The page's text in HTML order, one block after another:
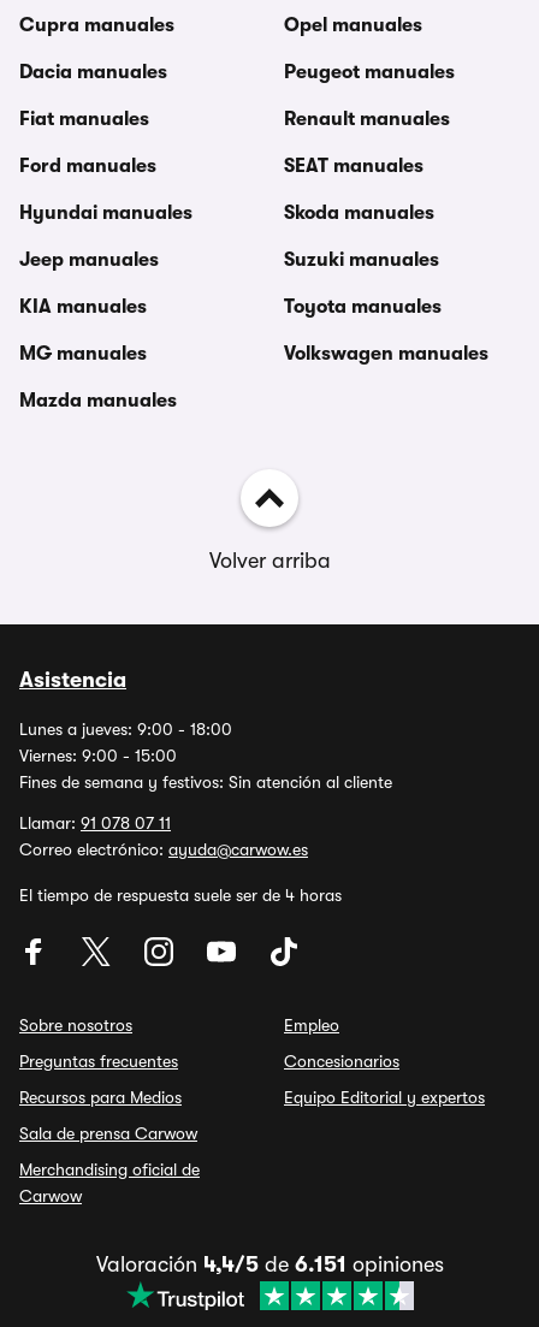
Cupra manuales
Dacia manuales
Fiat manuales
Ford manuales
Hyundai manuales
Jeep manuales
KIA manuales
MG manuales
Mazda manuales
Opel manuales
Peugeot manuales
Renault manuales
SEAT manuales
Skoda manuales
Suzuki manuales
Toyota manuales
Volkswagen manuales
Volver arriba
Asistencia
Lunes a jueves: 9:00 - 18:00
Viernes: 9:00 - 15:00
Fines de semana y festivos: Sin atención al cliente
Llamar: 91 078 07 11
Correo electrónico: ayuda@carwow.es
El tiempo de respuesta suele ser de 4 horas
Sobre nosotros
Preguntas frecuentes
Recursos para Medios
Sala de prensa Carwow
Merchandising oficial de
Carwow
Empleo
Concesionarios
Equipo Editorial y expertos
Valoración 4,4/5de 6.151 opiniones